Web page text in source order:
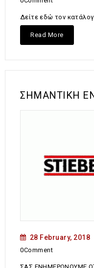
Δείτε εδώ τον
Read More
ΣΗΜΑΝΤΙΚΗ
28 February, 2018
0Comment